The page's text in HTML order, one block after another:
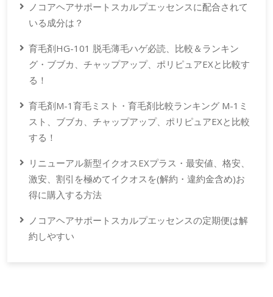
ノコアヘアサポートスカルプエッセンスに配合されて
いる成分は？
育毛剤HG-101 脱毛薄毛ハゲ必読、比較＆ランキン
グ・ブブカ、チャップアップ、ポリピュアEXと比較す
る！
育毛剤M-1育毛ミスト・育毛剤比較ランキング M-1ミ
スト、ブブカ、チャップアップ、ポリピュアEXと比較
する！
リニューアル新型イクオスEXプラス・最安値、格安、
激安、割引を極めてイクオスを(解約・違約金含め)お
得に購入する方法
ノコアヘアサポートスカルプエッセンスの定期便は解
約しやすい